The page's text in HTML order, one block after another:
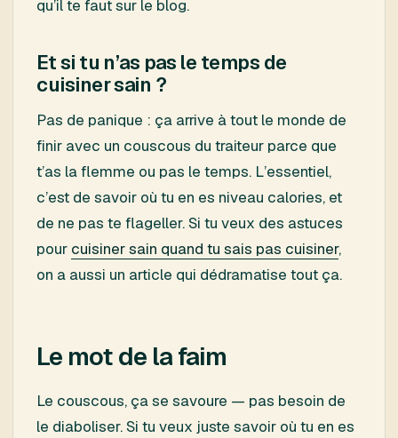
qu’il te faut sur le blog.
Et si tu n’as pas le temps de
cuisiner sain ?
Pas de panique : ça arrive à tout le monde de
finir avec un couscous du traiteur parce que
t’as la flemme ou pas le temps. L’essentiel,
c’est de savoir où tu en es niveau calories, et
de ne pas te flageller. Si tu veux des astuces
pour cuisiner sain quand tu sais pas cuisiner,
on a aussi un article qui dédramatise tout ça.
Le mot de la faim
Le couscous, ça se savoure — pas besoin de
le diaboliser. Si tu veux juste savoir où tu en es